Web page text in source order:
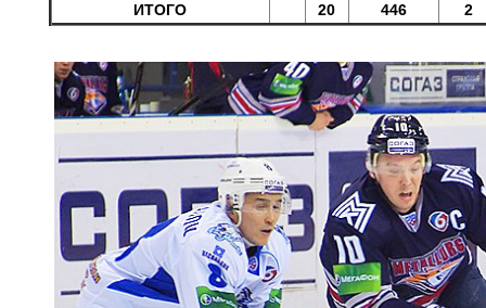
ИТОГО
20 446 2